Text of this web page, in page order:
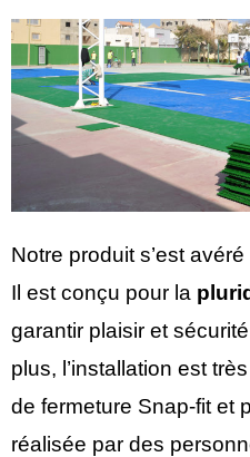
Notre produit s’est
Il est conçu pour la
garantir plaisir et
plus, l’installation est
de fermeture Snap-fit et
réalisée par des